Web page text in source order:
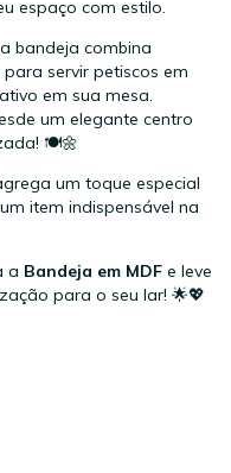
espaço com estilo.
bandeja combina
servir petiscos em
em sua mesa.
um elegante centro
🍽️🌼
um toque especial
item indispensável na
a Bandeja em MDF e leve
para o seu lar! 🌟💖